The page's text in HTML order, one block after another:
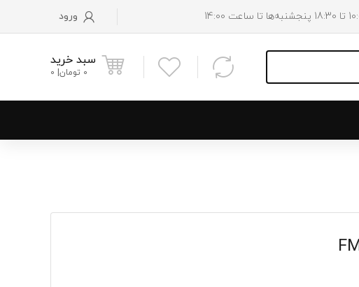
ورود
سبد خرید
0 تومان 0
سینی زیر فن